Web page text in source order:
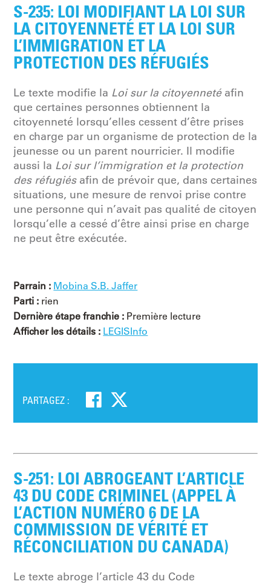
S-235: LOI MODIFIANT LA LOI SUR
LA CITOYENNETÉ ET LA LOI SUR
L’IMMIGRATION ET LA
PROTECTION DES RÉFUGIÉS
Le texte modifie la Loi sur la citoyennetéafin
que certaines personnes obtiennent la
citoyenneté lorsqu’elles cessent d’être prises
en charge par un organisme de protection de la
jeunesse ou un parent nourricier. Il modifie
aussi la Loi sur l’immigration et la protection
des réfugiésafin de prévoir que, dans certaines
situations, une mesure de renvoi prise contre
une personne qui n’avait pas qualité de citoyen
lorsqu’elle a cessé d’être ainsi prise en charge
ne peut être exécutée.
Parrain : Mobina S.B. Jaffer
Parti : rien
Dernière étape franchie : Première lecture
Afficher les détails : LEGISInfo
PARTAGEZ :
S-251: LOI ABROGEANT L’ARTICLE
43 DU CODE CRIMINEL (APPEL À
L’ACTION NUMÉRO 6 DE LA
COMMISSION DE VÉRITÉ ET
RÉCONCILIATION DU CANADA)
Le texte abroge l’article 43 du Code